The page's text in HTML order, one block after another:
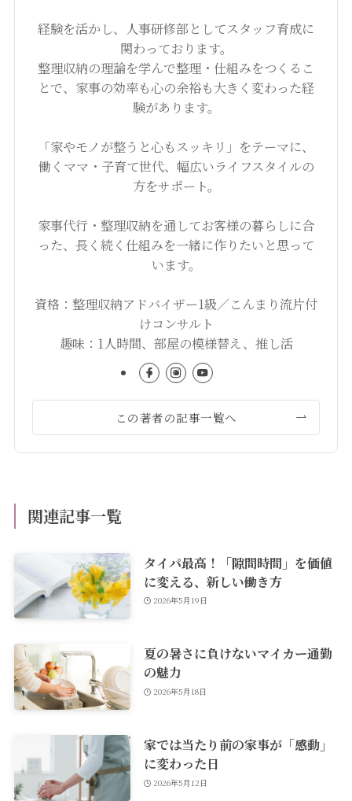
経験を活かし、人事研修部としてスタッフ育成に
関わっております。
整理収納の理論を学んで整理・仕組みをつくるこ
とで、家事の効率も心の余裕も大きく変わった経
験があります。
「家やモノが整うと心もスッキリ」をテーマに、
働くママ・子育て世代、幅広いライフスタイルの
方をサポート。
家事代行・整理収納を通してお客様の暮らしに合
った、長く続く仕組みを一緒に作りたいと思って
います。
資格：整理収納アドバイザー1級／こんまり流片付
けコンサルト
趣味：1人時間、部屋の模様替え、推し活
この著者の記事一覧へ
関連記事一覧
タイパ最高！「隙間時間」を価値
に変える、新しい働き方
2026年5月19日
夏の暑さに負けないマイカー通勤
の魅力
2026年5月18日
家では当たり前の家事が「感動」
に変わった日
2026年5月12日